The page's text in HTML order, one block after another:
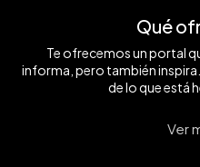
Qué
Te ofrecemos un portal
informa, pero también
de lo que está
Ver